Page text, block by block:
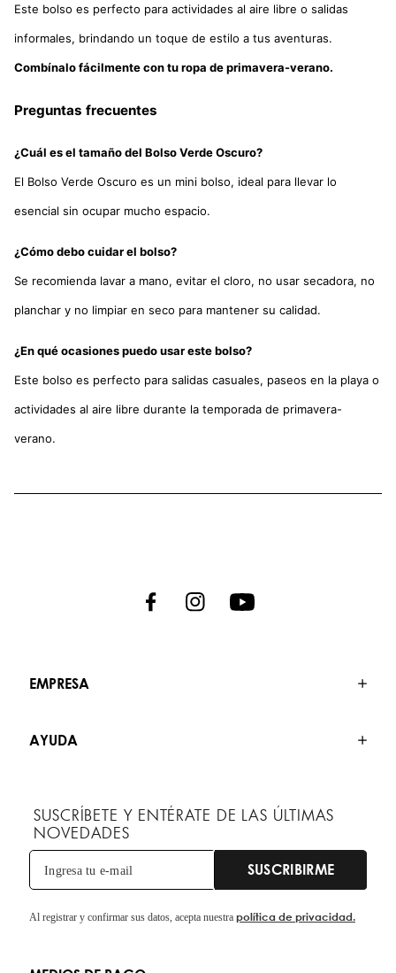
Este bolso es perfecto para actividades al aire libre o salidas
informales, brindando un toque de estilo a tus aventuras.
Combínalo fácilmente con tu ropa de primavera-verano.
Preguntas frecuentes
¿Cuál es el tamaño del Bolso Verde Oscuro?
El Bolso Verde Oscuro es un mini bolso, ideal para llevar lo
esencial sin ocupar mucho espacio.
¿Cómo debo cuidar el bolso?
Se recomienda lavar a mano, evitar el cloro, no usar secadora, no
planchar y no limpiar en seco para mantener su calidad.
¿En qué ocasiones puedo usar este bolso?
Este bolso es perfecto para salidas casuales, paseos en la playa o
actividades al aire libre durante la temporada de primavera-
verano.
EMPRESA
AYUDA
SUSCRÍBETE Y ENTÉRATE DE LAS ÚLTIMAS
NOVEDADES
SUSCRIBIRME
Al registrar y confirmar sus datos, acepta nuestra política de privacidad.